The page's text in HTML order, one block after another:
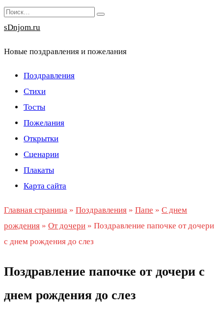
Перейти
к
Search
for:
sDnjom.ru
Новые поздравления и пожелания
Поздравления
Стихи
Тосты
Пожелания
Открытки
Сценарии
Плакаты
Карта сайта
Главная страница » Поздравления » Папе » С днем
рождения » От дочери » Поздравление папочке от дочери
с днем рождения до слез
Поздравление папочке от дочери с
днем рождения до слез